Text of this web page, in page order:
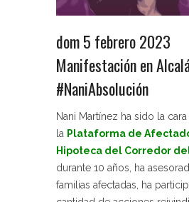
dom 5 febrero 2023
Manifestación en
#NaniAbsolución
Nani Martínez ha sido la
la Plataforma de
Hipoteca del Corredor
durante 10 años, ha
familias afectadas, ha